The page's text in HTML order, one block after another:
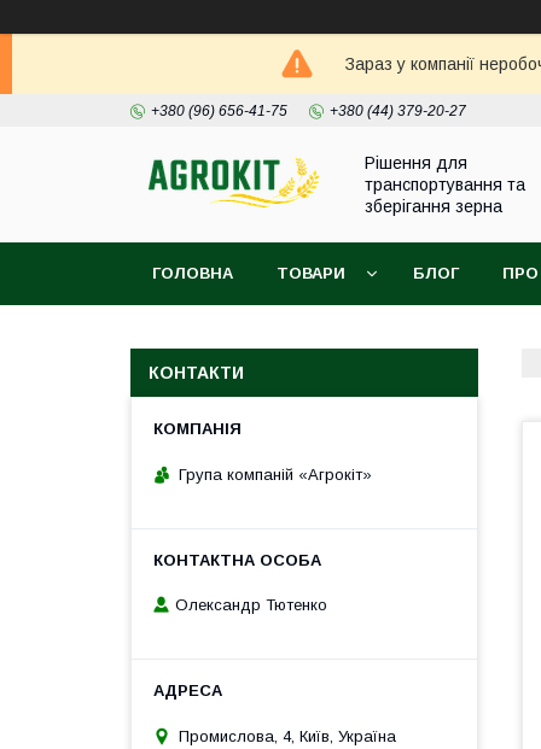
Зараз у компанії
+380 (96) 656-41-75 +380 (44) 379-20-27
Рішення для
транспортування та
зберігання зерна
ГОЛОВНА ТОВАРИ БЛОГ
КОНТАКТИ
Група компаній «Агрокіт»
Олександр Тютенко
Промислова, 4, Київ, Україна